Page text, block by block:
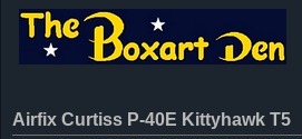
Airfix Curtiss P-40E Kittyhawk T5